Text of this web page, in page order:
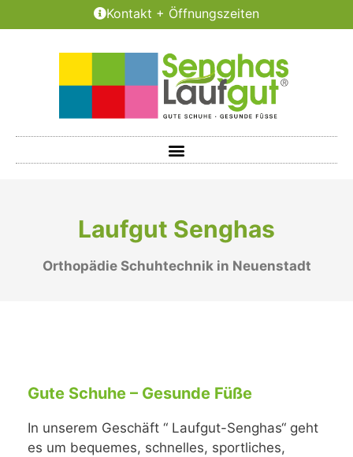
Kontakt + Öffnungszeiten
Laufgut Senghas
Orthopädie Schuhtechnik in Neuenstadt
Gute Schuhe – Gesunde Füße
In unserem Geschäft “ Laufgut-Senghas“ geht
es um bequemes, schnelles, sportliches,